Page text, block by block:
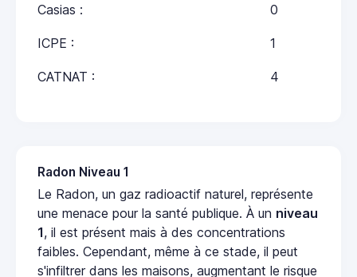
Casias : 0
ICPE : 1
CATNAT : 4
Radon Niveau 1
Le Radon, un gaz radioactif naturel, représente
une menace pour la santé publique. À un niveau
1, il est présent mais à des concentrations
faibles. Cependant, même à ce stade, il peut
s'infiltrer dans les maisons, augmentant le risque